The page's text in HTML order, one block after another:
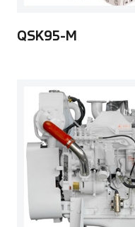
QSK95-M